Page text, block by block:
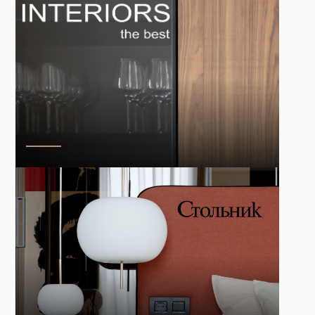
✔️диван Saba, жур стол Potocco 1,2 млн. ₽
✔️камень на столешницу и остров Dekton 500 т.₽
✔️краски и штукатурки @derufa_topcoat_boutique 347 т. ₽
✔️портьеры @dartek.ru 530 т. ₽
✔️двери и перегородки Rimadesio @tremarca 1,8 млн. ₽
✔️кровать, пуф, матрас @one_mebe 240 т. ₽
✔️обои, постеры печать на заказ @hameleon.studio 24 т. ₽
✔️раковина каменная 35 т. ₽
✔️зеркало на заказ 18 т. ₽
✔️мебель @derebas_wood 1,6 млн. ₽
✔️фартук стеклянный 135 т. ₽
✔️вентиляция 450 т. ₽
✔️потолки реечные, подоконники 461 т. ₽